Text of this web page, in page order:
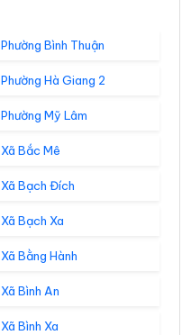
Phường Bình Thuận
Phường Hà Giang 2
Phường Mỹ Lâm
Xã Bắc Mê
Xã Bạch Đích
Xã Bạch Xa
Xã Bằng Hành
Xã Bình An
Xã Bình Xa